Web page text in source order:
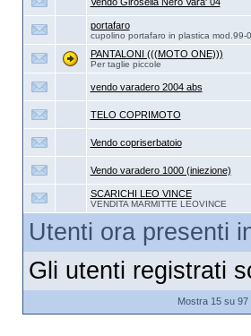
portafaro
cupolino portafaro in plastica mod.99-
PANTALONI (((MOTO ONE)))
Per taglie piccole
vendo varadero 2004 abs
TELO COPRIMOTO
Vendo copriserbatoio
Vendo varadero 1000 (iniezione)
SCARICHI LEO VINCE
VENDITA MARMITTE LEOVINCE
Utenti ora presenti
Gli utenti registrati
Mostra 15 su